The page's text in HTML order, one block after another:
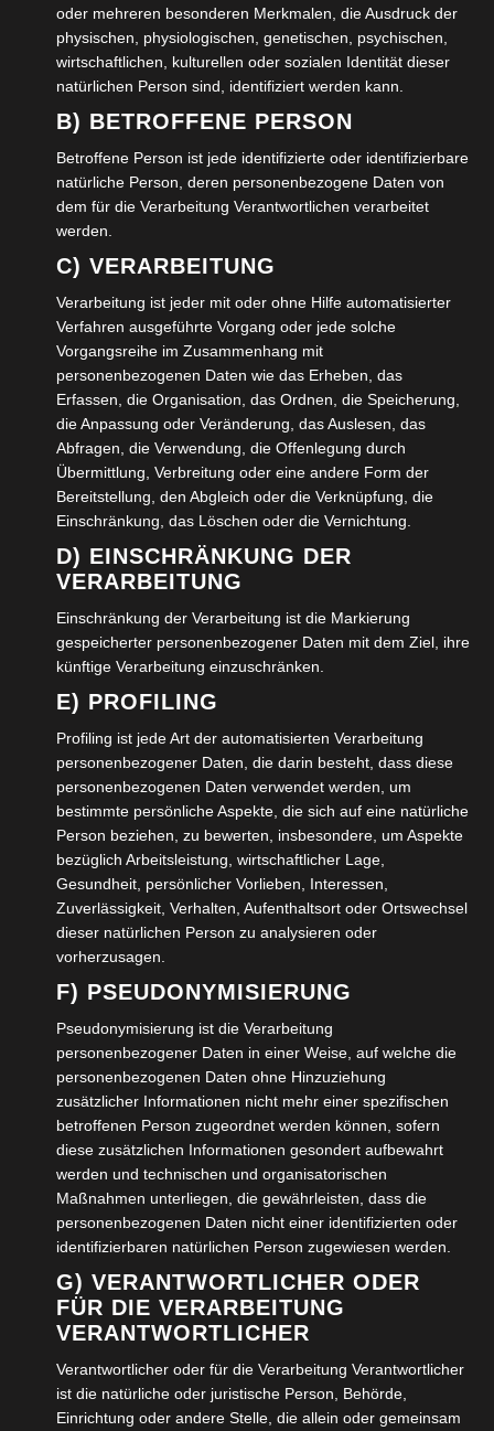
Zunz-Platz
SENIOR DETLEF
KOMMENTAR SCHREIBEN
Im März 2026 wurde das Quartier um die Samon Schule
in den Leopold-Zunz-Platz benannt. Die Dokumentation
zeigt den regionalen, aber…
VERÖFFENTLICHT IN:KULTUR , POLITIK , SOZIALES
ABGELEGT UNTER:DEMOKRATIE,DOKUMENTATION
KULTUR,WOLFENBÜTTEL
Informationen rund ums Älterwerden
28. APRIL 2026
KARIN MAASS
KOMMENTAR SCHREIBEN
In Wolfenbüttel sind etwa 30% der Einwohner älter als
60 Jahre, gehören somit zur Gruppe der Senioren.Um
einen Überblick der…
WEITERLESEN →
VERÖFFENTLICHT IN:SOZIALES
ABGELEGT UNTER:DOKUMENTATION ,FREIZEIT ,SOZIALES
WOLFENBÜTTEL
Adventsmarkt 2025 Wolfenbüttel
17. DEZEMBER 2025
CHRISTIANA FULDE
Die Seniorenredaktion Wolfenbüttel wünscht allen Frohe
Weihnacht 2025 und ein gutes Neues Jahr 2026 um
unsere Diasshow hierzu anzusehen, müssen…
WEITERLESEN →
VERÖFFENTLICHT IN:FREIZEIT,KULTUR,SOZIALES,
UNCATEGORIZED
Im August 2025 feierte das
Bildungszentrum Wolfenbüttel sein
Hoffest
2. DEZEMBER 2025
oder mehreren besonderen Merkmalen, die Ausdruck der
physischen, physiologischen, genetischen, psychischen,
wirtschaftlichen, kulturellen oder sozialen Identität dieser
natürlichen Person sind, identifiziert werden kann.
B) BETROFFENE PERSON
Betroffene Person ist jede identifizierte oder identifizierbare
natürliche Person, deren personenbezogene Daten von
dem für die Verarbeitung Verantwortlichen verarbeitet
werden.
C) VERARBEITUNG
Verarbeitung ist jeder mit oder ohne Hilfe automatisierter
Verfahren ausgeführte Vorgang oder jede solche
Vorgangsreihe im Zusammenhang mit
personenbezogenen Daten wie das Erheben, das
Erfassen, die Organisation, das Ordnen, die Speicherung,
die Anpassung oder Veränderung, das Auslesen, das
Abfragen, die Verwendung, die Offenlegung durch
Übermittlung, Verbreitung oder eine andere Form der
Bereitstellung, den Abgleich oder die Verknüpfung, die
Einschränkung, das Löschen oder die Vernichtung.
D) EINSCHRÄNKUNG DER
VERARBEITUNG
Einschränkung der Verarbeitung ist die Markierung
gespeicherter personenbezogener Daten mit dem Ziel, ihre
künftige Verarbeitung einzuschränken.
E) PROFILING
Profiling ist jede Art der automatisierten Verarbeitung
personenbezogener Daten, die darin besteht, dass diese
personenbezogenen Daten verwendet werden, um
bestimmte persönliche Aspekte, die sich auf eine natürliche
Person beziehen, zu bewerten, insbesondere, um Aspekte
bezüglich Arbeitsleistung, wirtschaftlicher Lage,
Gesundheit, persönlicher Vorlieben, Interessen,
Zuverlässigkeit, Verhalten, Aufenthaltsort oder Ortswechsel
dieser natürlichen Person zu analysieren oder
vorherzusagen.
F) PSEUDONYMISIERUNG
Pseudonymisierung ist die Verarbeitung
personenbezogener Daten in einer Weise, auf welche die
personenbezogenen Daten ohne Hinzuziehung
zusätzlicher Informationen nicht mehr einer spezifischen
betroffenen Person zugeordnet werden können, sofern
diese zusätzlichen Informationen gesondert aufbewahrt
werden und technischen und organisatorischen
Maßnahmen unterliegen, die gewährleisten, dass die
personenbezogenen Daten nicht einer identifizierten oder
identifizierbaren natürlichen Person zugewiesen werden.
G) VERANTWORTLICHER ODER
FÜR DIE VERARBEITUNG
VERANTWORTLICHER
Verantwortlicher oder für die Verarbeitung Verantwortlicher
ist die natürliche oder juristische Person, Behörde,
Einrichtung oder andere Stelle, die allein oder gemeinsam